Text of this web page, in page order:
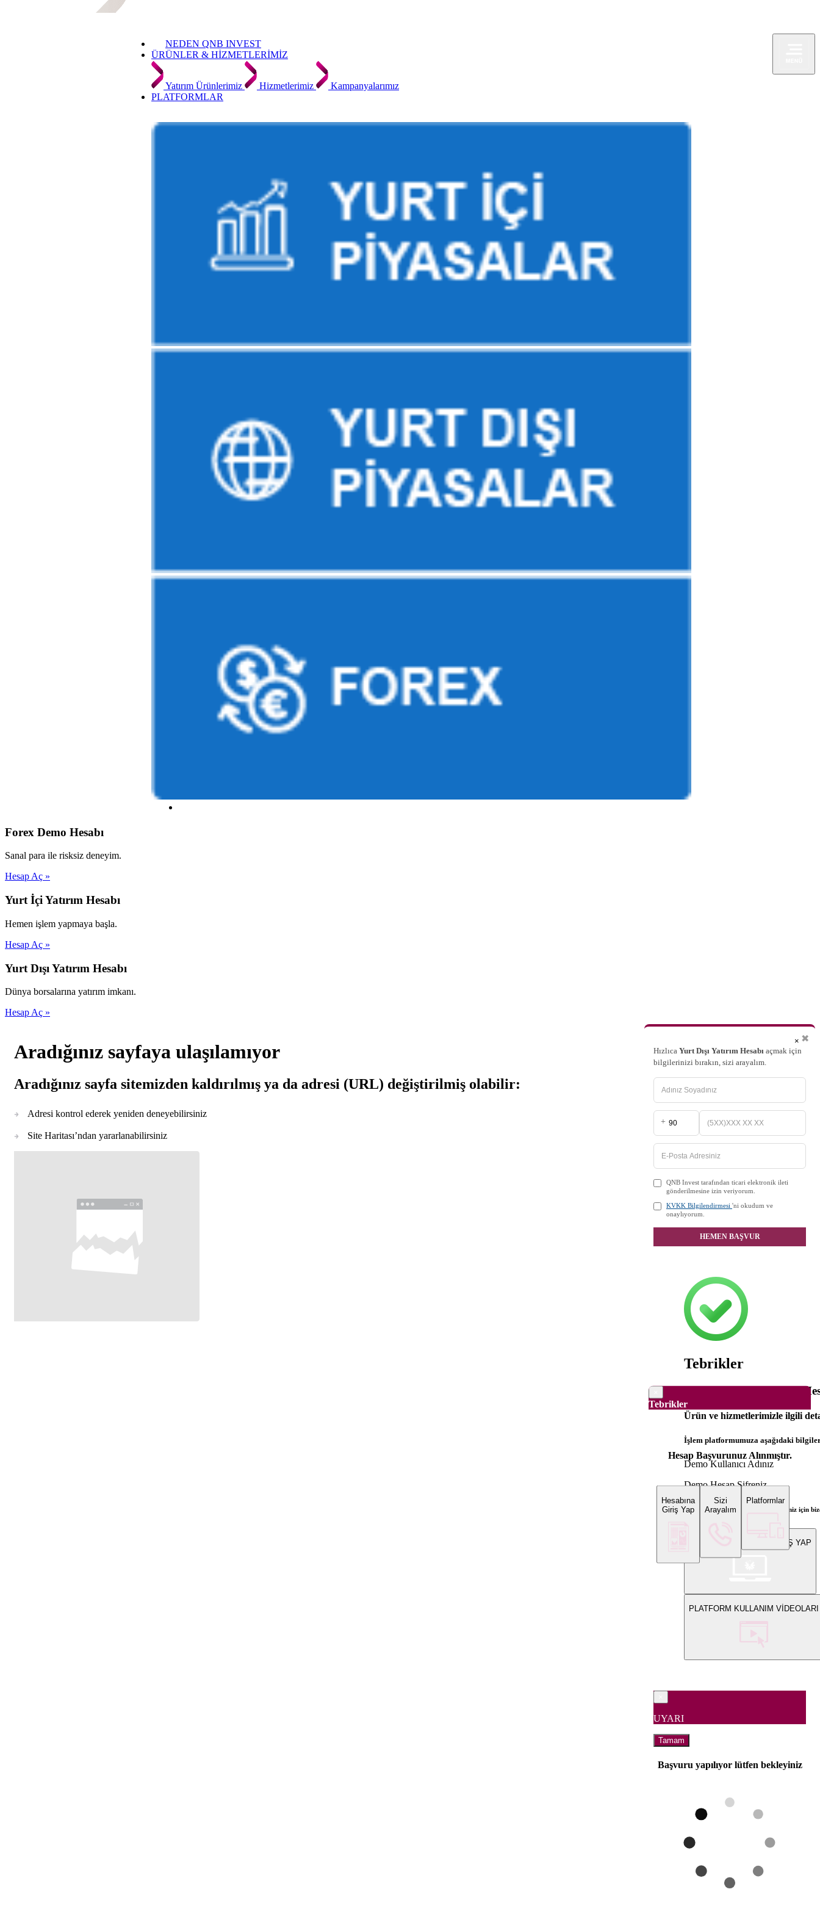
NEDEN QNB INVEST
ÜRÜNLER & HİZMETLERİMİZ
Yatırım Ürünlerimiz Hizmetlerimiz
Kampanyalarımız
PLATFORMLAR
Forex Demo Hesabı
Sanal para ile risksiz deneyim.
Hesap Aç »
Yurt İçi Yatırım Hesabı
Hemen işlem yapmaya başla.
Hesap Aç »
Yurt Dışı Yatırım Hesabı
Dünya borsalarına yatırım imkanı.
Hesap Aç »
Aradığınız sayfaya ulaşılamıyor
Aradığınız sayfa sitemizden kaldırılmış ya da adresi (URL) değiştirilmiş olabilir:
Adresi kontrol ederek yeniden deneyebilirsiniz
Site Haritası’ndan yararlanabilirsiniz
✖
Hızlıca Yurt Dışı Yatırım Hesabı açmak için
bilgilerinizi bırakın, sizi arayalım.
+
QNB Invest tarafından ticari elektronik ileti
gönderilmesine izin veriyorum.
KVKK Bilgilendirmesi 'ni okudum ve
onaylıyorum.
HEMEN BAŞVUR
Tebrikler
Hesap Başvurunuz Alınmıştır.
Hesabına
Giriş Yap
Sizi
Arayalım
Platformlar
×
Tebrikler
Dünya Borsaları Demo
Ürün ve hizmetlerimizle ilgili
İşlem platformumuza aşağıdaki
Demo Kullanıcı Adınız
Demo Hesap Şifreniz
Bilgi ve gerçek hesap açılış talepleriniz için
WEB PLATFORMUNA GİRİŞ YAP
PLATFORM KULLANIM VİDEOLARI
UYARI
Tamam
Başvuru yapılıyor lütfen bekleyiniz